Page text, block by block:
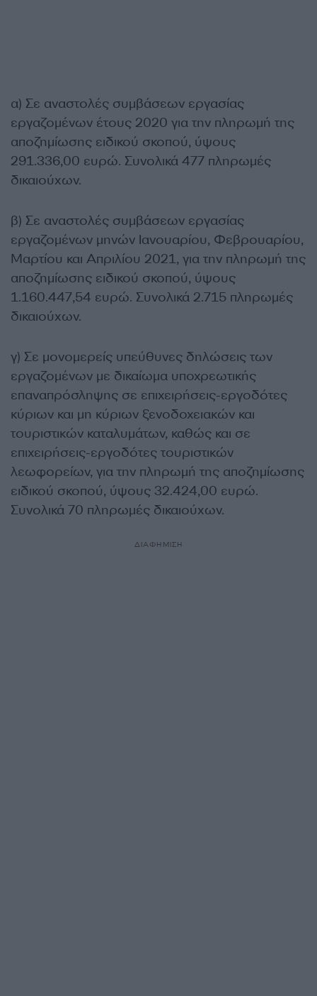
α) Σε αναστολές συμβάσεων εργασίας
εργαζομένων έτους 2020 για την πληρωμή της
αποζημίωσης ειδικού σκοπού, ύψους
291.336,00 ευρώ. Συνολικά 477 πληρωμές
δικαιούχων.
β) Σε αναστολές συμβάσεων εργασίας
εργαζομένων μηνών Ιανουαρίου, Φεβρουαρίου,
Μαρτίου και Απριλίου 2021, για την πληρωμή της
αποζημίωσης ειδικού σκοπού, ύψους
1.160.447,54 ευρώ. Συνολικά 2.715 πληρωμές
δικαιούχων.
γ) Σε μονομερείς υπεύθυνες δηλώσεις των
εργαζομένων με δικαίωμα υποχρεωτικής
επαναπρόσληψης σε επιχειρήσεις-εργοδότες
κύριων και μη κύριων ξενοδοχειακών και
τουριστικών καταλυμάτων, καθώς και σε
επιχειρήσεις-εργοδότες τουριστικών
λεωφορείων, για την πληρωμή της αποζημίωσης
ειδικού σκοπού, ύψους 32.424,00 ευρώ.
Συνολικά 70 πληρωμές δικαιούχων.
ΔΙΑΦΗΜΙΣΗ